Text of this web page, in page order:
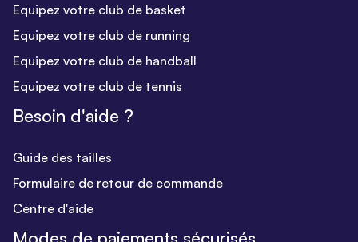
Equipez votre club de basket
Equipez votre club de running
Equipez votre club de handball
Equipez votre club de tennis
Besoin d'aide ?
Guide des tailles
Formulaire de retour de commande
Centre d'aide
Modes de paiements sécurisés